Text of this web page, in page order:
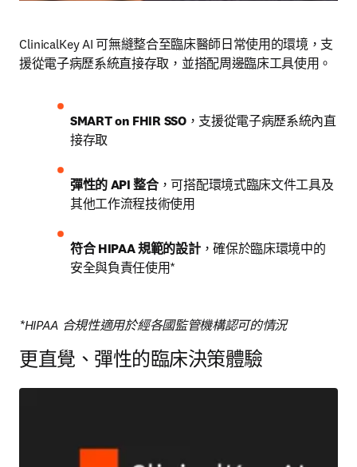
ClinicalKey AI 可無縫整合至臨床醫師日常使用的環境，支
援從電子病歷系統直接存取，並搭配周邊臨床工具使用。
SMART on FHIR SSO，支援從電子病歷系統內直
接存取
彈性的 API 整合，可搭配環境式臨床文件工具及
其他工作流程技術使用
符合 HIPAA 規範的設計，確保於臨床環境中的
安全與負責任使用*
*HIPAA 合規性適用於經各國監管機構認可的情況
更直覺、彈性的臨床決策體驗